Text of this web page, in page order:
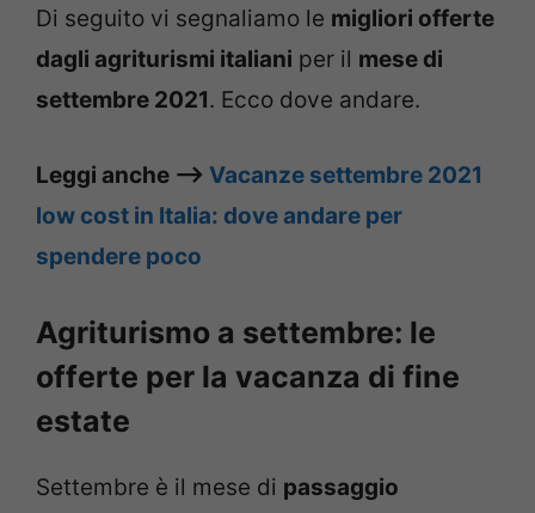
Di seguito vi segnaliamo le migliori offerte
dagli agriturismi italiani per il mese di
settembre 2021. Ecco dove andare.
Leggi anche –> Vacanze settembre 2021
low cost in Italia: dove andare per
spendere poco
Agriturismo a settembre: le
offerte per la vacanza di fine
estate
Settembre è il mese di passaggio